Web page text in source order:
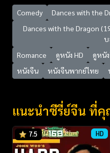
Comedy
Dances with the
Dances with the Dragon
Romance
ดูหนัง HD ดูหนั
หนังจีน
หนังจีนพากย์ไทย
แนะนำซีรี่ย์จีน ที่
7.5 HD